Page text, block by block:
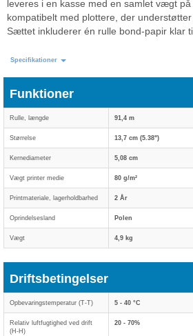
leveres i en kasse med en samlet vægt
kompatibelt med plottere, der
Sættet inkluderer én rulle bond-papir klar
Specifikationer
Funktioner
Rulle, længde 91,4 m
Størrelse 13,7 cm (5.38")
Kernediameter 5,08 cm
Vægt printer medie 80 g/m²
Printmateriale, lagerholdbarhed 2 År
Oprindelsesland Polen
Vægt 4,9 kg
Driftsbetingelser
Opbevaringstemperatur (T-T) 5 - 40 °C
Relativ luftfugtighed ved drift
(H-H)
20 - 70%